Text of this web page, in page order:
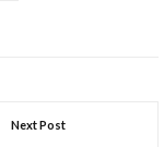
Next Post